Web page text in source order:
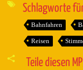
Schlagworte
Bahnfahren
Reisen
Teile diesen